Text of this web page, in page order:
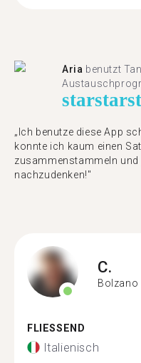
Aria benutzt
starstar
„Ich benutze diese App
konnte ich kaum einen
zusammenstammeln
nachzudenken!"
C.
Bolzano
FLIESSEND
Italienisch